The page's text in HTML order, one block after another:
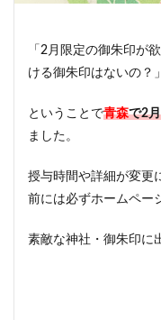
「2月限定の御朱印が
ける御朱印はないの？」
ということで青森で2
ました。
授与時間や詳細が変更
前には必ずホームペー
素敵な神社・御朱印に